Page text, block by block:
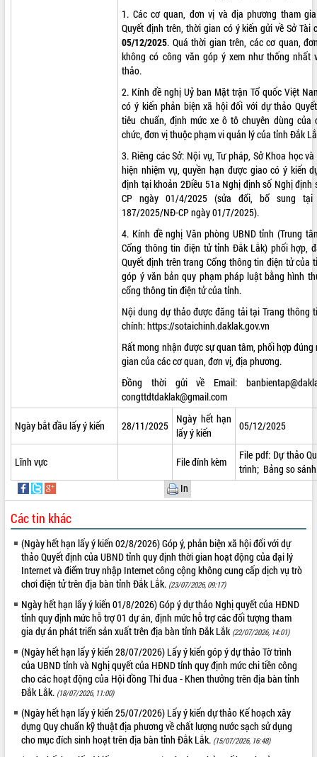
Kỳ họp thứ Hai, Hội đồng nhân dân
tỉnh khóa XI quyết nghị nhiều nội dung
Bí thư Tỉnh ủy Lương Nguyễn Minh
Triết thăm, tặng quà người có công với
Rà soát, hoàn thiện hệ thống thiết chế
văn hóa, thể thao đáp ứng yêu cầu
Thường trực HĐND tỉnh Đắk Lắk gặp
mặt Đoàn chuyên gia y tế TP. Hồ Chí
Lễ truy điệu và an táng hài cốt liệt sĩ
tại Nghĩa trang Liệt sĩ xã Sơn Hòa
Bàn giải pháp tháo gỡ khó khăn trong
xuất khẩu sầu riêng và triển khai quy
Thứ trưởng Bộ Nông nghiệp và Môi
trường Nguyễn Hoàng Hiệp khảo sát
vùng trồng và doanh nghiệp đóng gói
Đắk Lắk công bố Quy hoạch và xúc
Ngành cá ngừ Đắk Lắk chủ động thích
Diễn đàn Kinh tế tư nhân Việt Nam đột
phá cơ chế - Hợp tác công tư
Đề án 06 tạo bước ngoặt đột phá trong
cải cách hành chính tỉnh Đắk Lắk
Kết nối tour, đẩy mạnh chuyển đổi số
để phát triển du lịch Đắk Lắk
Khởi động Dự án Đầu tư xây dựng hạ
tầng kỹ thuật Cụm công nghiệp Tân
Tiến
Gặp mặt các cơ quan báo chí nhân Kỷ
niệm 101 năm Ngày Báo chí Cách
mạng Việt Nam
Đắk Lắk sơ kết 4 năm triển khai thực
hiện Đề án 06 của Chính phủ
Họp báo thông tin về Hội nghị Công bố
Quy hoạch và Xúc tiến đầu tư tỉnh Đắk
Lắk
Khơi thông điểm nghẽn, đẩy nhanh
giải ngân vốn khắc phục thiên tai
HĐND tỉnh thông qua điều chỉnh Quy
hoạch tỉnh thời kỳ 2021-2030
1. Các cơ quan, đơn vị và địa phương tham
Quyết định trên, thời gian có ý kiến gửi về Sở Tài
05/12/2025. Quá thời gian trên, các cơ quan,
không có công văn góp ý xem như thống nhất
thảo.
2. Kính đề nghị Uỷ ban Mặt trận Tổ quốc Việt
có ý kiến phản biện xã hội đối với dự thảo
tiêu chuẩn, định mức xe ô tô chuyên dùng của
chức, đơn vị thuộc phạm vi quản lý của tỉnh Đắk
3. Riêng các Sở: Nội vụ, Tư pháp, Sở Khoa học
hiện nhiệm vụ, quyền hạn được giao có ý kiến
định tại khoản 2Điều 51a Nghị định số Nghị
CP ngày 01/4/2025 (sửa đổi, bổ sung
187/2025/NĐ-CP ngày 01/7/2025).
4. Kính đề nghị Văn phòng UBND tỉnh (Trung
Cổng thông tin điện tử tỉnh Đắk Lắk) phối hợp,
Quyết định trên trang Cổng thông tin điện tử của
góp ý văn bản quy phạm pháp luật bằng hình
cổng thông tin điện tử của tỉnh.
Nội dung dự thảo được đăng tải tại Trang thông
chính:https://sotaichinh.daklak.gov.vn
Rất mong nhận được sự quan tâm, phối hợp
gian của các cơ quan, đơn vị, địa phương.
Đồng thời gửi về Email:
congttdtdaklak@gmail.com
Ngày bắt đầu lấy ý kiến 28/11/2025
Ngày hết hạn
lấy ý kiến
05/12/2025
Lĩnh vực File đính kèm
File pdf: Dự thảo
trình; Bảng so
In
Các tin khác
(Ngày hết hạn lấy ý kiến 02/8/2026) Góp ý, phản biện xã hội đối với dự
thảo Quyết định của UBND tỉnh quy định thời gian hoạt động của đại lý
Internet và điểm truy nhập Internet công cộng không cung cấp dịch vụ trò
chơi điện tử trên địa bàn tỉnh Đắk Lắk. (23/07/2026, 09:17)
Ngày hết hạn lấy ý kiến 01/8/2026) Góp ý dự thảo Nghị quyết của HĐND
tỉnh quy định mức hỗ trợ 01 dự án, định mức hỗ trợ các đối tượng tham
gia dự án phát triển sản xuất trên địa bàn tỉnh Đắk Lắk (22/07/2026, 14:01)
(Ngày hết hạn lấy ý kiến 28/07/2026) Lấy ý kiến góp ý dự thảo Tờ trình
của UBND tỉnh và Nghị quyết của HĐND tỉnh quy định mức chi tiền công
cho các hoạt động của Hội đồng Thi đua - Khen thưởng trên địa bàn tỉnh
Đắk Lắk. (18/07/2026, 11:00)
(Ngày hết hạn lấy ý kiến 25/07/2026) Lấy ý kiến dự thảo Kế hoạch xây
dựng Quy chuẩn kỹ thuật địa phương về chất lượng nước sạch sử dụng
cho mục đích sinh hoạt trên địa bàn tỉnh Đắk Lắk. (15/07/2026, 16:48)